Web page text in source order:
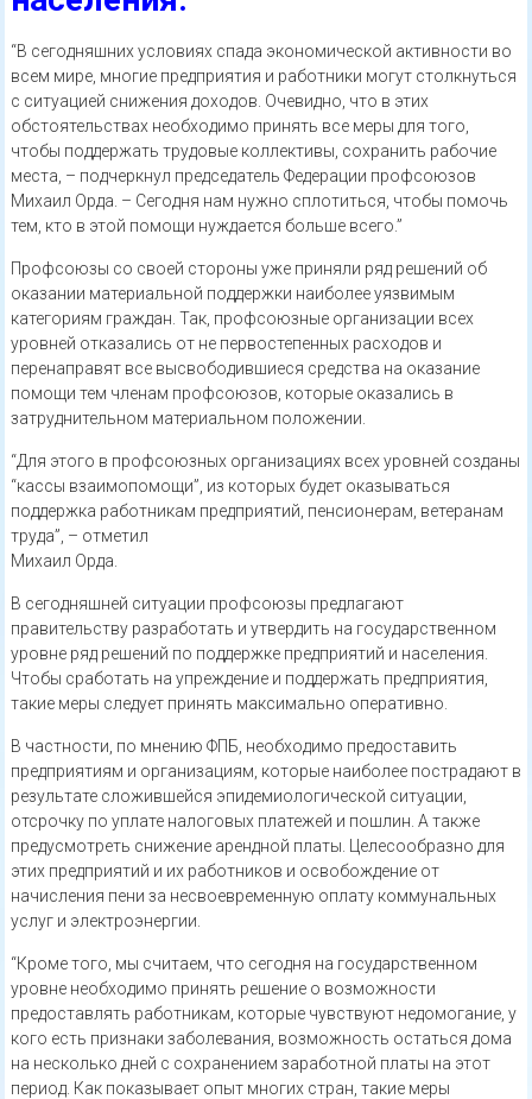
“В сегодняшних условиях спада экономической активности во
всем мире, многие предприятия и работники могут столкнуться
с ситуацией снижения доходов. Очевидно, что в этих
обстоятельствах необходимо принять все меры для того,
чтобы поддержать трудовые коллективы, сохранить рабочие
места, – подчеркнул председатель Федерации профсоюзов
Михаил Орда. – Сегодня нам нужно сплотиться, чтобы помочь
тем, кто в этой помощи нуждается больше всего.”
Профсоюзы со своей стороны уже приняли ряд решений об
оказании материальной поддержки наиболее уязвимым
категориям граждан. Так, профсоюзные организации всех
уровней отказались от не первостепенных расходов и
перенаправят все высвободившиеся средства на оказание
помощи тем членам профсоюзов, которые оказались в
затруднительном материальном положении.
“Для этого в профсоюзных организациях всех уровней созданы
“кассы взаимопомощи”, из которых будет оказываться
поддержка работникам предприятий, пенсионерам, ветеранам
труда”, – отметил
Михаил Орда.
В сегодняшней ситуации профсоюзы предлагают
правительству разработать и утвердить на государственном
уровне ряд решений по поддержке предприятий и населения.
Чтобы сработать на упреждение и поддержать предприятия,
такие меры следует принять максимально оперативно.
В частности, по мнению ФПБ, необходимо предоставить
предприятиям и организациям, которые наиболее пострадают в
результате сложившейся эпидемиологической ситуации,
отсрочку по уплате налоговых платежей и пошлин. А также
предусмотреть снижение арендной платы. Целесообразно для
этих предприятий и их работников и освобождение от
начисления пени за несвоевременную оплату коммунальных
услуг и электроэнергии.
“Кроме того, мы считаем, что сегодня на государственном
уровне необходимо принять решение о возможности
предоставлять работникам, которые чувствуют недомогание, у
кого есть признаки заболевания, возможность остаться дома
на несколько дней с сохранением заработной платы на этот
период. Как показывает опыт многих стран, такие меры